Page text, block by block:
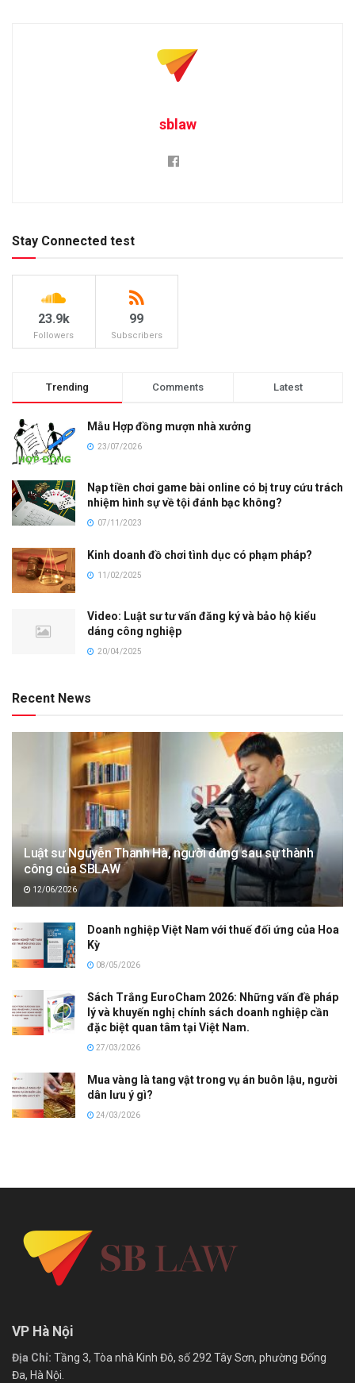
sblaw
Stay Connected test
23.9k
Followers
99
Subscribers
Trending Comments Latest
Mẫu Hợp đồng mượn nhà xưởng
23/07/2026
Nạp tiền chơi game bài online có bị truy cứu trách
nhiệm hình sự về tội đánh bạc không?
07/11/2023
Kinh doanh đồ chơi tình dục có phạm pháp?
11/02/2025
Video: Luật sư tư vấn đăng ký và bảo hộ kiểu
dáng công nghiệp
20/04/2025
Recent News
Luật sư Nguyễn Thanh Hà, người đứng sau sự thành
công của SBLAW
12/06/2026
Doanh nghiệp Việt Nam với thuế đối ứng của Hoa
Kỳ
08/05/2026
Sách Trắng EuroCham 2026: Những vấn đề pháp
lý và khuyến nghị chính sách doanh nghiệp cần
đặc biệt quan tâm tại Việt Nam.
27/03/2026
Mua vàng là tang vật trong vụ án buôn lậu, người
dân lưu ý gì?
24/03/2026
VP Hà Nội
Địa Chỉ: Tầng 3, Tòa nhà Kinh Đô, số 292 Tây Sơn, phường Đống
Đa, Hà Nội.